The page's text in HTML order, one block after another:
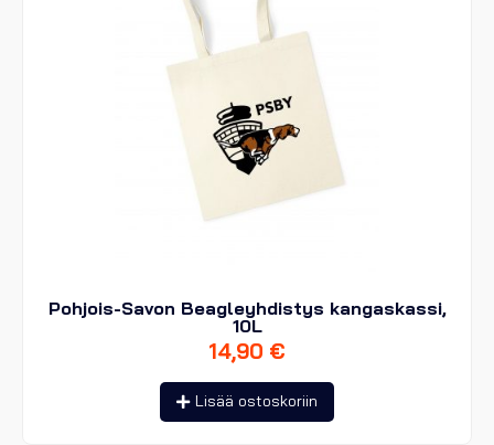
Pohjois-Savon Beagleyhdistys kangaskassi,
10L
14,90 €
Lisää ostoskoriin